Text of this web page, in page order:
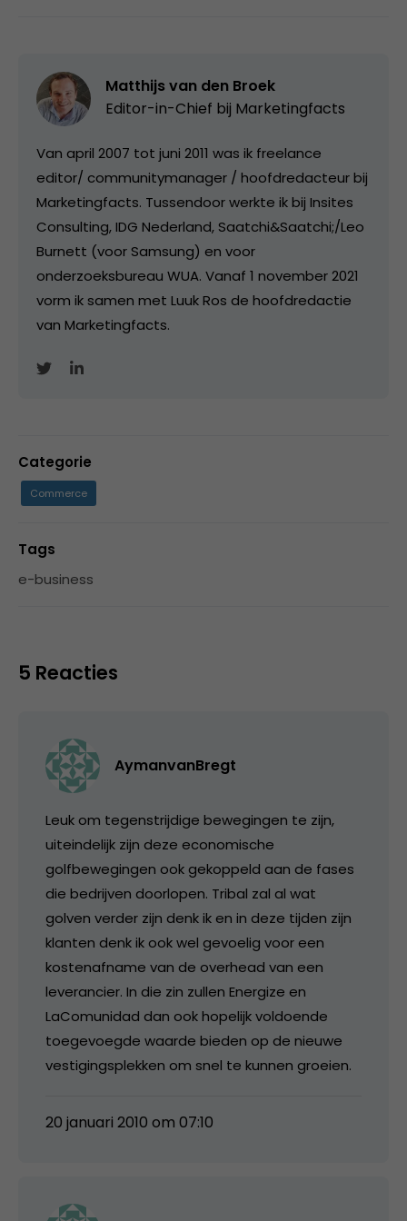
Matthijs van den Broek
Editor-in-Chief bij Marketingfacts
Van april 2007 tot juni 2011 was ik freelance
editor/ communitymanager / hoofdredacteur bij
Marketingfacts. Tussendoor werkte ik bij Insites
Consulting, IDG Nederland, Saatchi&Saatchi;/Leo
Burnett (voor Samsung) en voor
onderzoeksbureau WUA. Vanaf 1 november 2021
vorm ik samen met Luuk Ros de hoofdredactie
van Marketingfacts.
Categorie
Commerce
Tags
e-business
5 Reacties
AymanvanBregt
Leuk om tegenstrijdige bewegingen te zijn,
uiteindelijk zijn deze economische
golfbewegingen ook gekoppeld aan de fases
die bedrijven doorlopen. Tribal zal al wat
golven verder zijn denk ik en in deze tijden zijn
klanten denk ik ook wel gevoelig voor een
kostenafname van de overhead van een
leverancier. In die zin zullen Energize en
LaComunidad dan ook hopelijk voldoende
toegevoegde waarde bieden op de nieuwe
vestigingsplekken om snel te kunnen groeien.
20 januari 2010 om 07:10